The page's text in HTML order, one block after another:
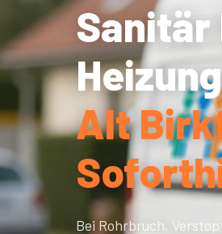
Alt
Bei Rohrbruch,